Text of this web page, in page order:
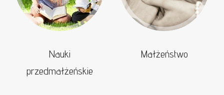
Nauki
przedmałżeńskie
Małżeństwo